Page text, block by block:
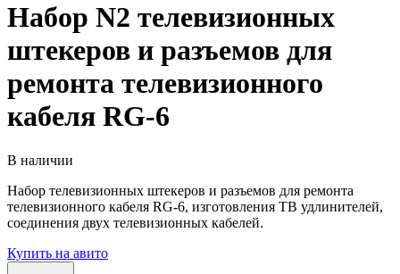
Набор N2 телевизионных
штекеров и разъемов для
ремонта телевизионного
кабеля RG-6
В наличии
Набор телевизионных штекеров и разъемов для ремонта
телевизионного кабеля RG-6, изготовления ТВ удлинителей,
соединения двух телевизионных кабелей.
Купить на авито